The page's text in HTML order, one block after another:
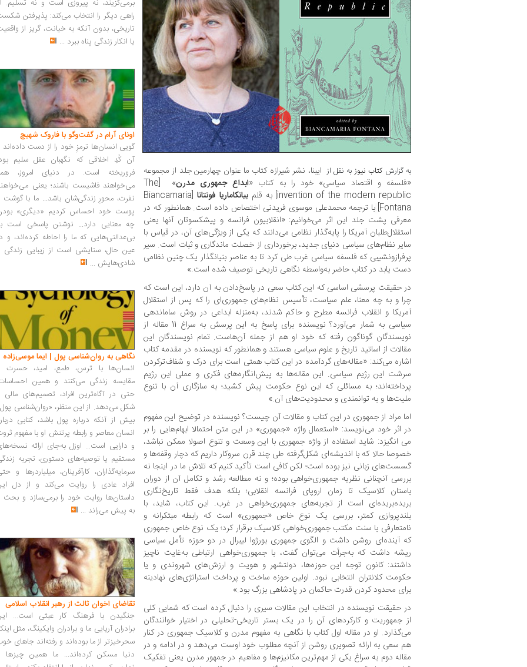
به گزارش کتاب نیوز به نقل از ایبنا، نشر شیرازه کتاب ما عنوان چهارمین جلد از مجموعه
«فلسفه و اقتصاد سیاسی» خود را به کتاب «ابداع جمهوری مدرن
» [The
invention of the modern republic] به قلم
بیانکاماریا فونتانا [Biancamaria
Fontana] با ترجمه محمدعلی موسوی فریدنی اختصاص داده است. همانطور که در
معرفی پشت جلد این اثر می‌خوانیم: «انقلابیون فرانسه و پیشکسوتان آنها یعنی
استقلال‌طلبان آمریکا را پایه‌گذار نظامی می‌دانند که یکی از ویژگی‌های آن، در قیاس با
سایر نظام‌های سیاسی دنیای جدید، برخورداری از خصلت ماندگاری و ثبات است. سیر
پرفرازونشیبی که فلسفه سیاسی غرب طی کرد تا به عناصر بنیانگذار یک چنین نظامی
دست یابد در کتاب حاضر به‌واسطه نگاهی تاریخی توصیف شده است.»
در حقیقت پرسشی اساسی که این کتاب سعی در پاسخ‌دادن به آن دارد، این است که
چرا و به چه معنا، علم سیاست، تأسیس نظام‌های جمهوری‌ای را که پس از استقلال
آمریکا و انقلاب فرانسه مطرح و حاكم شدند، به‌منزله ابداعی در روش ساماندهی
سیاسی به شمار می‌آورد؟ نویسنده برای پاسخ به این پرسش به سراغ 11 مقاله از
نویسندگان گوناگون رفته که خود او هم از جمله آن‌هاست. تمام نویسندگان این
مقالات از اساتید تاریخ و علوم سیاسی هستند و همانطور که نویسنده در مقدمه کتاب
اشاره می‌کند: «مقاله‌های گردآمده در این کتاب همتی است برای درک و شفاف‌ترکردن
سرشت این رژیم سیاسی. این مقاله‌ها به پیش‌انگاره‌های فکری و عملی این رژیم
پرداخته‌اند؛ به مسائلی که این نوع حکومت پیش کشید؛ به سازگاری آن با تنوع
ملیت‌ها و به توانمندی و محدودیت‌های آن.»
اما مراد از جمهوری در این کتاب و مقالات آن چیست؟ نویسنده در توضیح این مفهوم
در اثر خود می‌نویسد: «استعمال واژه «جمهوری» در این متن احتمالا ابهام‌هایی را بر
می انگیزد: شاید استفاده از واژه جمهوری با این وسعت و تنوع اصولا ممکن نباشد،
خصوصا حالا که با اندیشه‌ای شکل‌گرفته طی چند قرن سروکار داریم که دچار وقفه‌ها و
گسست‌های زبانی نیز بوده است؛ لکن کافی است تأکید کنیم که تلاش ما در اینجا نه
بررسی آنچنانی نظریه جمهوری‌خواهی بوده؛ و نه مطالعه رشد و تکامل آن از دوران
باستان کلاسیک تا زمان اروپای فرانسه انقلابی؛ بلکه هدف فقط تاریخ‌نگاری
بریده‌بریده‌ای است از تجربه‌های جمهوری‌خواهی در غرب. این کتاب، شاید، با
بلندپروازی کمتر، بررسی یک نوع خاص «جمهوری» است که رابطه مبتکرانه و
نامتعارفی با سنت مکتب جمهوری‌خواهی کلاسیک برقرار کرد؛ یک نوع خاص جمهوری
که آینده‌ای روشن داشت و الگوی جمهوری بورژوا لیبرال در دو حوزه تأمل سیاسی
ریشه داشت که به‌جرأت می‌توان گفت، با جمهوری‌خواهی ارتباطی به‌غایت ناچیز
داشتند: کانون توجه این حوزه‌ها، دولتشهر و هویت و ارزش‌های شهروندی و یا
حکومت کلانتران انتخابی نبود. اولین حوزه ساخت و پرداخت استراتژی‌های نهادینه
برای محدود کردن قدرت حاکمان در پادشاهی بزرگ بود.»
در حقیقت نویسنده در انتخاب این مقالات سیری را دنبال کرده است که شمایی کلی
از جمهوریت و کارکردهای آن را در یک بستر تاریخی-تحلیلی در اختیار خوانندگان
می‌‌گذارد. او در مقاله اول کتاب با نگاهی به مفهوم مدرن و کلاسیک جمهوری در کنار
هم سعی به ارائه تصویری روشن از آنچه مطلوب خود اوست می‌دهد و در ادامه و در
مقاله دوم به سراغ یکی از مهم‌ترین مکانیزم‌ها و مفاهیم در جمهور مدرن یعنی تفکیک
برمی‌گزیند، نه پیروزی است و نه تسلیم.
راهی دیگر را انتخاب می‌کند: پذیرفتن
تاریخی، بدون آنکه به خیانت، گریز از
یا انکار زندگی پناه ببرد ...
اونای آرام در گفت‌وگو با فاروک شهیچ‭
گویی انسان‌ها ترمزِ خود را از دست داده‌اند
آن کُدِ اخلاقی که نگهبان عقل سلیم
فروریخته است. در دنیای امروز،
می‌خواهند فاشیست باشند؛ یعنی
نفرت، محورِ زندگی‌شان باشد... ما با گوشت
پوست خود احساس کردیم «دیگری»
چه معنایی دارد... نوشتن پاسخی است
بی‌عدالتی‌هایی که ما را احاطه کرده‌اند، و
عین حال، ستایشی است از زیبایی زندگی
شادی‌هایش ...
نگاهی به روان‌شناسی پول | ایما موسی‌زاده
انسان‌ها با ترس، طمع، امید، حسرت
مقایسه زندگی می‌کنند و همین
حتی در آگاه‌ترین افراد، تصمیم‌های مالی
شکل می‌دهد. از این منظر، «روان‌شناسی
بیش از آنکه درباره پول باشد، کتابی
انسان معاصر و رابطه پرتنش او با مفهوم
و دارایی است... اوزل به‌جای ارائه
مستقیم یا توصیه‌های دستوری، تجربه
سرمایه‌گذاران، کارآفرینان، میلیاردرها و
افراد عادی را روایت می‌کند و از دل
داستان‌ها روایت خود را برمی‌سازد و بحث
به پیش می‌راند ...
تقاضای اخوان ثالث از رهبر انقلاب اسلامی
جنگیدن با فرهنگ کار عبثی است...
برادران آریایی ما و برادران وایکینگ، مثل
سحرخیزتر از ما بوده‌اند و رفته‌اند جاهای
دنیا مسکن کرده‌اند... ما همین چیزها